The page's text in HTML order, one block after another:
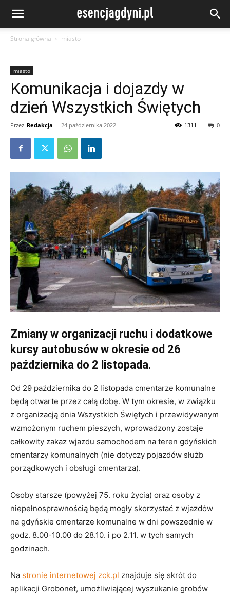
Strona główna miasto
miasto
Komunikacja i dojazdy w
dzień Wszystkich Świętych
Przez Redakcja - 24 października 2022 0
1311
Zmiany w organizacji ruchu i dodatkowe
kursy autobusów w okresie od 26
października do 2 listopada.
Od 29 października do 2 listopada cmentarze komunalne
będą otwarte przez całą dobę. W tym okresie, w związku
z organizacją dnia Wszystkich Świętych i przewidywanym
wzmożonym ruchem pieszych, wprowadzony zostaje
całkowity zakaz wjazdu samochodem na teren gdyńskich
cmentarzy komunalnych (nie dotyczy pojazdów służb
porządkowych i obsługi cmentarza).
Osoby starsze (powyżej 75. roku życia) oraz osoby z
niepełnosprawnością będą mogły skorzystać z wjazdów
na gdyńskie cmentarze komunalne w dni powszednie w
godz. 8.00-10.00 do 28.10. i po 2.11. w tych samych
godzinach.
Na stronie internetowej zck.pl znajduje się skrót do
aplikacji Grobonet, umożliwiającej wyszukanie grobów